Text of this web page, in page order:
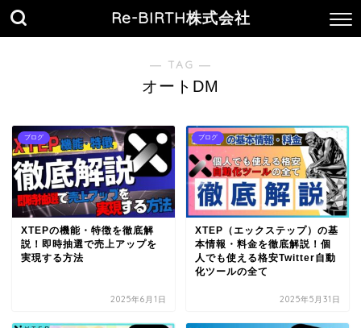
Re-BIRTH株式会社
― TAG ―
オートDM
ブログ
XTEPの機能・特徴を徹底解
説！即時抽選で売上アップを
実現する方法
2025年6月1日
ブログ
XTEP（エックステップ）の基
本情報・料金を徹底解説！個
人でも使える格安Twitter自動
化ツールの全て
2025年5月31日